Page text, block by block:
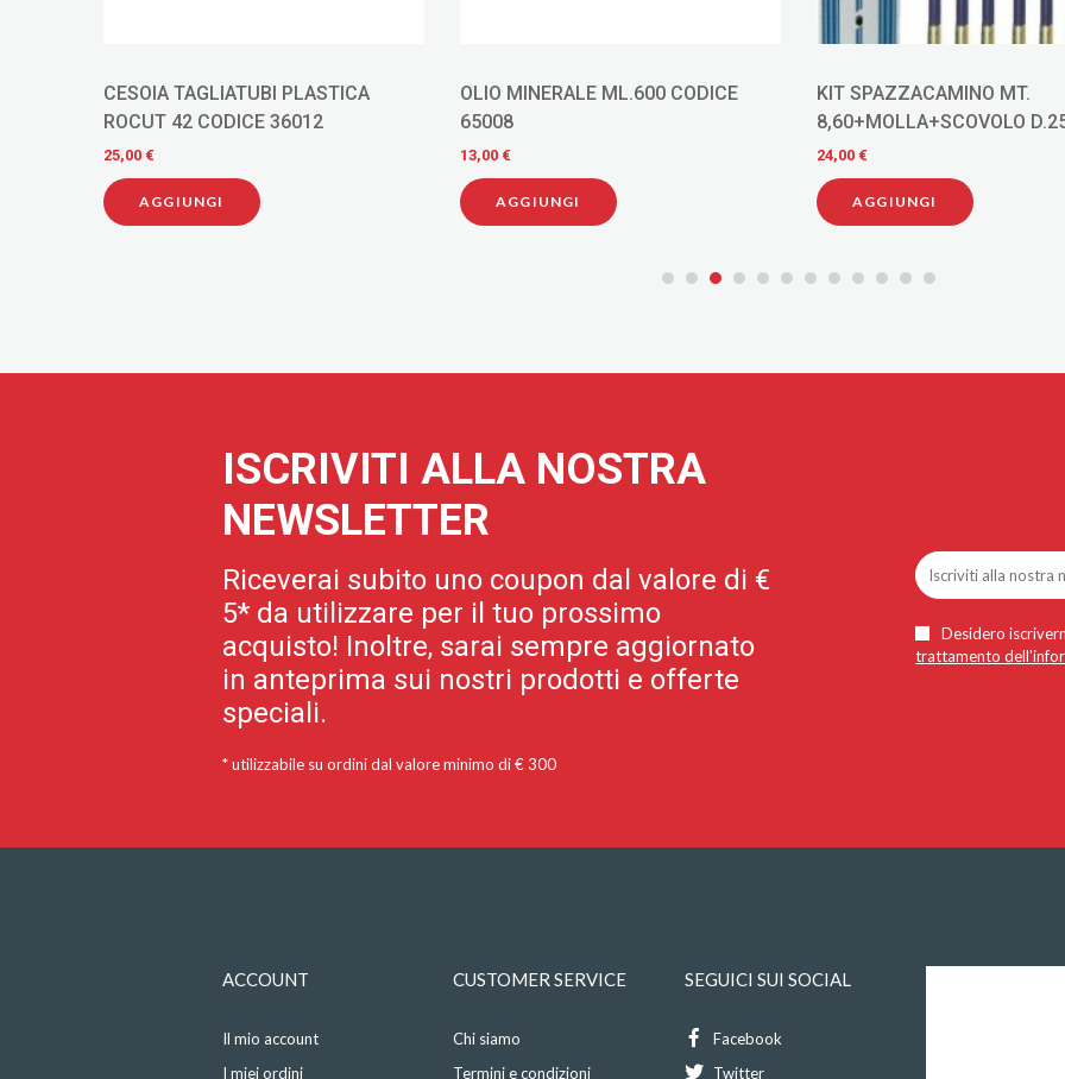
CESOIA TAGLIATUBI PLASTICA
ROCUT 42 CODICE 36012
25,00 €
AGGIUNGI
OLIO MINERALE ML.600 CODICE
65008
13,00 €
AGGIUNGI
KIT SPAZZACAMINO MT.
8,60+MOLLA+SCOVOLO
24,00 €
AGGIUNGI
ISCRIVITI ALLA NOSTRA
NEWSLETTER
Riceverai subito uno coupon dal valore di €
5* da utilizzare per il tuo prossimo
acquisto! Inoltre, sarai sempre aggiornato
in anteprima sui nostri prodotti e offerte
speciali.
* utilizzabile su ordini dal valore minimo di € 300
Desidero
trattamento
ACCOUNT
Il mio account
I miei ordini
CUSTOMER SERVICE
Chi siamo
Termini e condizioni
SEGUICI SUI SOCIAL
Facebook
Twitter